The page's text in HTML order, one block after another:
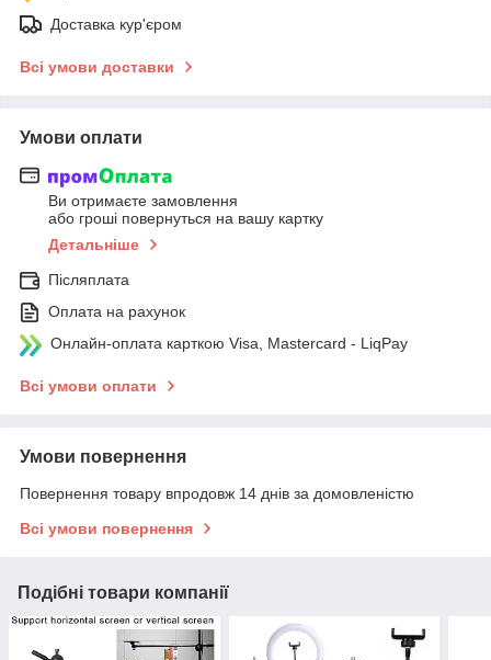
Доставка кур'єром
Всі умови доставки
Умови оплати
Ви отримаєте замовлення
або гроші повернуться на вашу картку
Детальніше
Післяплата
Оплата на рахунок
Онлайн-оплата карткою Visa, Mastercard - LiqPay
Всі умови оплати
Умови повернення
Повернення товару впродовж 14 днів за домовленістю
Всі умови повернення
Подібні товари компанії